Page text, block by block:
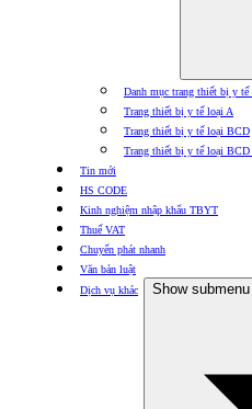
Danh mục trang thiết bị y tế
Trang thiết bị y tế loại A
Trang thiết bị y tế loại BCD
Trang thiết bị y tế loại BCD
Tin mới
HS CODE
Kinh nghiệm nhập khẩu TBYT
Thuế VAT
Chuyển phát nhanh
Văn bản luật
Dịch vụ khác
Show